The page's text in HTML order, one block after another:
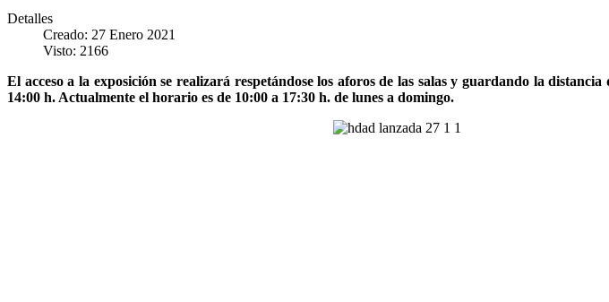
Detalles
Creado: 27 Enero 2021
Visto: 2166
El acceso a la exposición se realizará respetándose los aforos de las salas y guardando la
14:00 h. Actualmente el horario es de 10:00 a 17:30 h. de lunes a domingo.